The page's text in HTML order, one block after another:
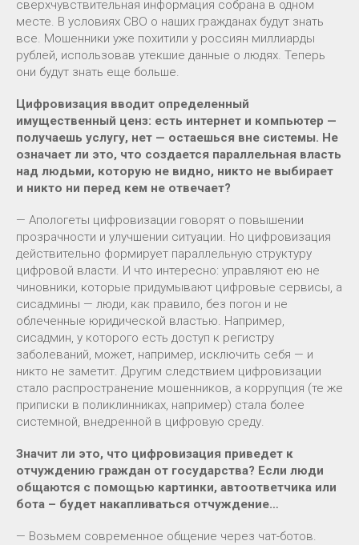
сверхчувствительная информация собрана в одном
месте. В условиях СВО о наших гражданах будут знать
все. Мошенники уже похитили у россиян миллиарды
рублей, использовав утекшие данные о людях. Теперь
они будут знать еще больше.
Цифровизация вводит определенный
имущественный ценз: есть интернет и компьютер —
получаешь услугу, нет — остаешься вне системы. Не
означает ли это, что создается параллельная власть
над людьми, которую не видно, никто не выбирает
и никто ни перед кем не отвечает?
— Апологеты цифровизации говорят о повышении
прозрачности и улучшении ситуации. Но цифровизация
действительно формирует параллельную структуру
цифровой власти. И что интересно: управляют ею не
чиновники, которые придумывают цифровые сервисы, а
сисадмины — люди, как правило, без погон и не
облеченные юридической властью. Например,
сисадмин, у которого есть доступ к регистру
заболеваний, может, например, исключить себя — и
никто не заметит. Другим следствием цифровизации
стало распространение мошенников, а коррупция (те же
приписки в поликлинниках, например) стала более
системной, внедренной в цифровую среду.
Значит ли это, что цифровизация приведет к
отчуждению граждан от государства? Если люди
общаются с помощью картинки, автоответчика или
бота – будет накапливаться отчуждение…
— Возьмем современное общение через чат-ботов.